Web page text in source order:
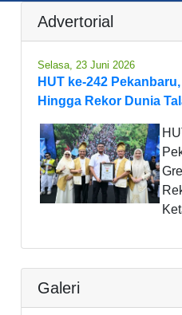
Advertorial
Selasa, 23 Juni 2026
HUT ke-242
Hingga Rekor Dunia
Galeri